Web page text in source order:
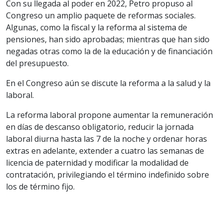
Con su llegada al poder en 2022, Petro propuso al
Congreso un amplio paquete de reformas sociales.
Algunas, como la fiscal y la reforma al sistema de
pensiones, han sido aprobadas; mientras que han sido
negadas otras como la de la educación y de financiación
del presupuesto.
En el Congreso aún se discute la reforma a la salud y la
laboral.
La reforma laboral propone aumentar la remuneración
en días de descanso obligatorio, reducir la jornada
laboral diurna hasta las 7 de la noche y ordenar horas
extras en adelante, extender a cuatro las semanas de
licencia de paternidad y modificar la modalidad de
contratación, privilegiando el término indefinido sobre
los de término fijo.